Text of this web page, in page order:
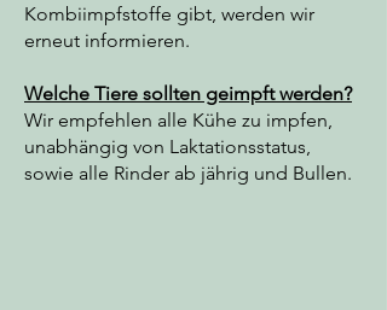
Kombiimpfstoffe gibt, werden wir
erneut informieren.
Welche Tiere sollten geimpft werden?
Wir empfehlen alle Kühe zu impfen,
unabhängig von Laktationsstatus,
sowie alle Rinder ab jährig und Bullen.